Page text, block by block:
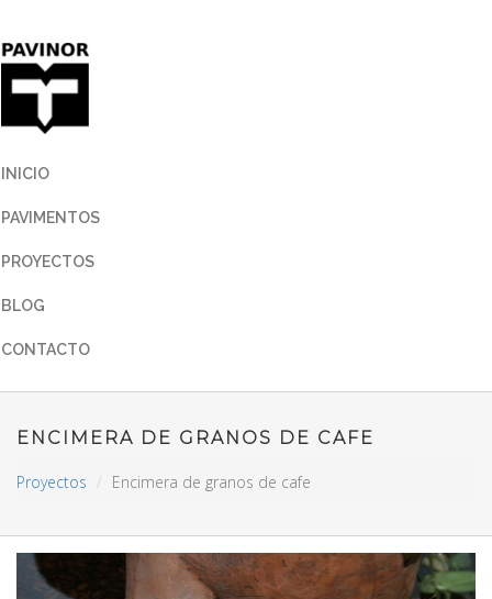
INICIO
PAVIMENTOS
PROYECTOS
BLOG
CONTACTO
ENCIMERA DE GRANOS DE CAFE
Proyectos Encimera de granos de cafe